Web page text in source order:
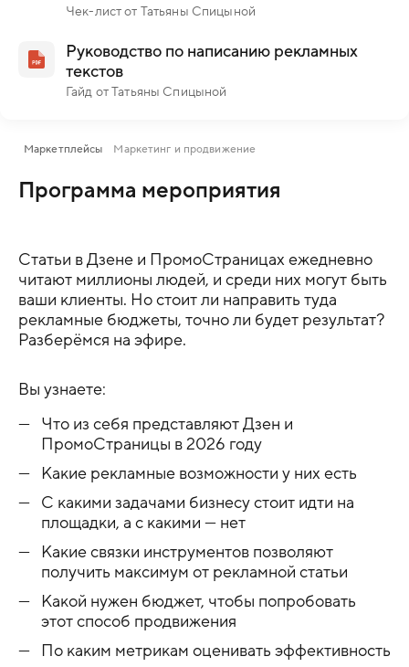
Чек-лист от Татьяны Спицыной
Руководство по написанию рекламных
текстов
Гайд от Татьяны Спицыной
Маркетплейсы Маркетинг и продвижение
Программа мероприятия
Статьи в Дзене и ПромоСтраницах ежедневно
читают миллионы людей, и среди них могут быть
ваши клиенты. Но стоит ли направить туда
рекламные бюджеты, точно ли будет результат?
Разберёмся на эфире.
Вы узнаете:
Что из себя представляют Дзен и
ПромоСтраницы в 2026 году
Какие рекламные возможности у них есть
С какими задачами бизнесу стоит идти на
площадки, а с какими — нет
Какие связки инструментов позволяют
получить максимум от рекламной статьи
Какой нужен бюджет, чтобы попробовать
этот способ продвижения
По каким метрикам оценивать эффективность